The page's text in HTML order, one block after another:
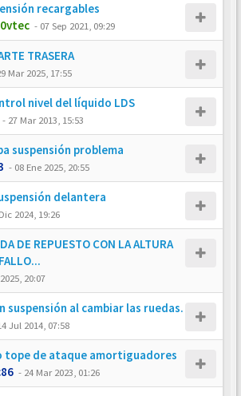
recargables
- 07 Sep 2021, 09:29
TRASERA
Mar 2025, 17:55
nivel del líquido LDS
- 27 Mar 2013, 15:53
suspensión problema
- 08 Ene 2025, 20:55
delantera
2024, 19:26
DE REPUESTO CON LA ALTURA
20:07
suspensión al cambiar las ruedas.
Jul 2014, 07:58
tope de ataque amortiguadores
- 24 Mar 2023, 01:26